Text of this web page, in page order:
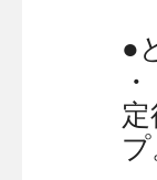
●
プ